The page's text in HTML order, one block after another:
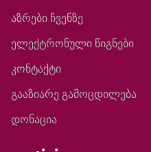
აზრები ჩვენზე
ელექტრონული წიგნები
კონტაქტი
გააზიარე გამოცდილება
დონაცია